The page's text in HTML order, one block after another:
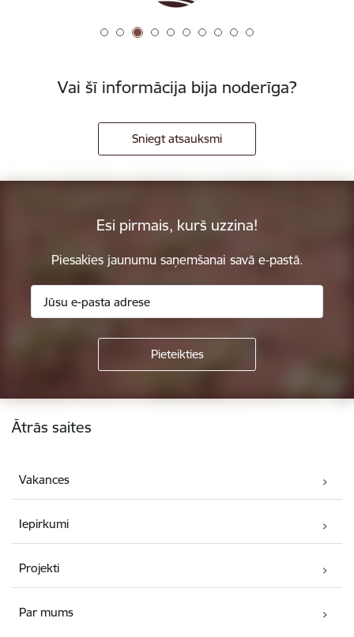
Vai šī informācija bija noderīga?
Sniegt atsauksmi
Esi pirmais, kurš uzzina!
Piesakies jaunumu saņemšanai savā e-pastā.
Kājene
Ātrās saites
Vakances
Iepirkumi
Projekti
Par mums